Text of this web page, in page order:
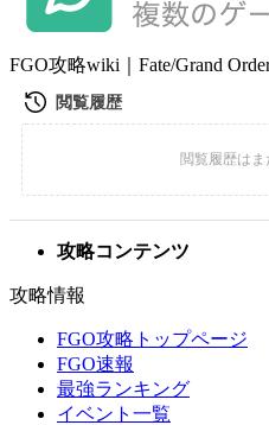
FGO攻略wiki｜Fate/Grand
攻略コンテンツ
攻略情報
FGO攻略トップページ
FGO速報
最強ランキング
イベント一覧